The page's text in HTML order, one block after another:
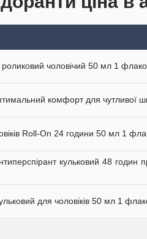
чоловічий 50 мл 1
комфорт для чутливої
Roll-On 24 години 50 мл 1
кульковий 48 годин
для чоловіків 50 мл 1